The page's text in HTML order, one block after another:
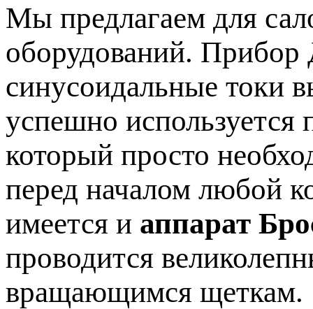
Мы предлагаем для
оборудований. Прибор
синусоидальные токи
успешно используется
который просто
перед началом любой
имеется и аппарат
проводится
вращающимся щеткам.